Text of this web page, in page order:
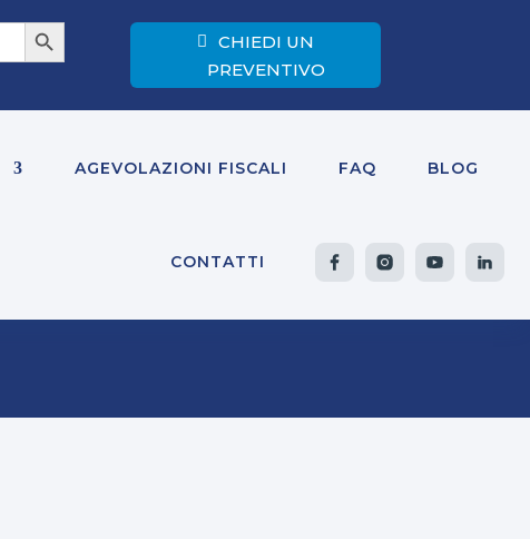
Search Button
CHIEDI UN
PREVENTIVO
AGEVOLAZIONI FISCALI FAQ BLOG
CONTATTI